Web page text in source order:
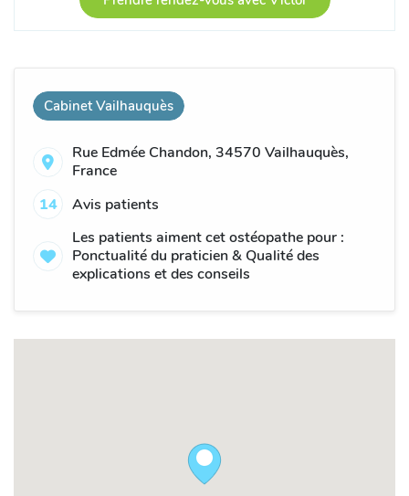
Cabinet Vailhauquès
Rue Edmée Chandon, 34570 Vailhauquès,
France
14
Avis patients
Les patients aiment cet ostéopathe pour :
Ponctualité du praticien & Qualité des
explications et des conseils